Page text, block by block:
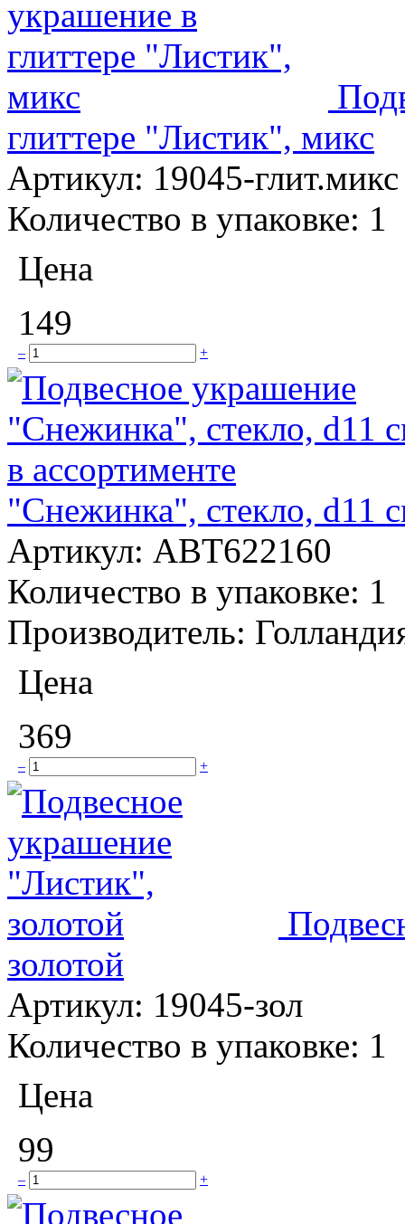
глиттере "Листик", микс
Артикул: 19045-глит.микс
Количество в упаковке: 1
Цена
149
– +
"Снежинка", стекло, d11
Артикул: ABT622160
Количество в упаковке: 1
Производитель:
Цена
369
– +
золотой
Артикул: 19045-зол
Количество в упаковке: 1
Цена
99
– +